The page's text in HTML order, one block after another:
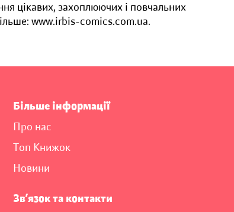
цікавих, захоплюючих і повчальних
www.irbis-comics.com.ua.
Більше інформації
Про нас
Топ Книжок
Новини
Зв’язок та контакти